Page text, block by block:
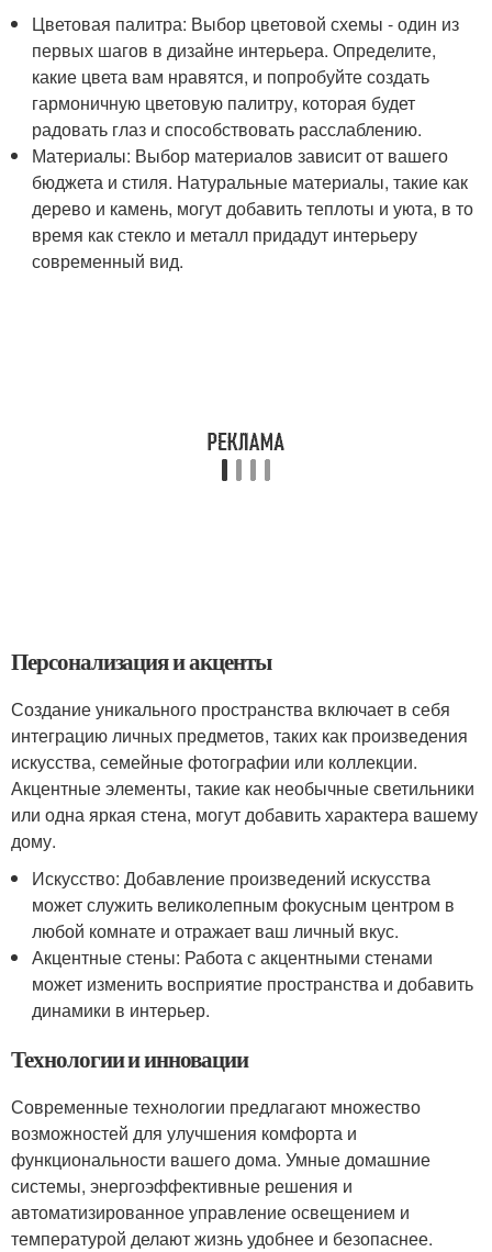
Цветовая палитра: Выбор цветовой схемы - один из
первых шагов в дизайне интерьера. Определите,
какие цвета вам нравятся, и попробуйте создать
гармоничную цветовую палитру, которая будет
радовать глаз и способствовать расслаблению.
Материалы: Выбор материалов зависит от вашего
бюджета и стиля. Натуральные материалы, такие как
дерево и камень, могут добавить теплоты и уюта, в то
время как стекло и металл придадут интерьеру
современный вид.
Персонализация и акценты
Создание уникального пространства включает в себя
интеграцию личных предметов, таких как произведения
искусства, семейные фотографии или коллекции.
Акцентные элементы, такие как необычные светильники
или одна яркая стена, могут добавить характера вашему
дому.
Искусство: Добавление произведений искусства
может служить великолепным фокусным центром в
любой комнате и отражает ваш личный вкус.
Акцентные стены: Работа с акцентными стенами
может изменить восприятие пространства и добавить
динамики в интерьер.
Технологии и инновации
Современные технологии предлагают множество
возможностей для улучшения комфорта и
функциональности вашего дома. Умные домашние
системы, энергоэффективные решения и
автоматизированное управление освещением и
температурой делают жизнь удобнее и безопаснее.